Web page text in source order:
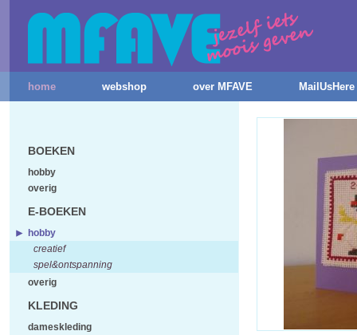
home webshop over MFAVE MailUsHere
BOEKEN
hobby
overig
E-BOEKEN
hobby
creatief
spel&ontspanning
overig
KLEDING
dameskleding